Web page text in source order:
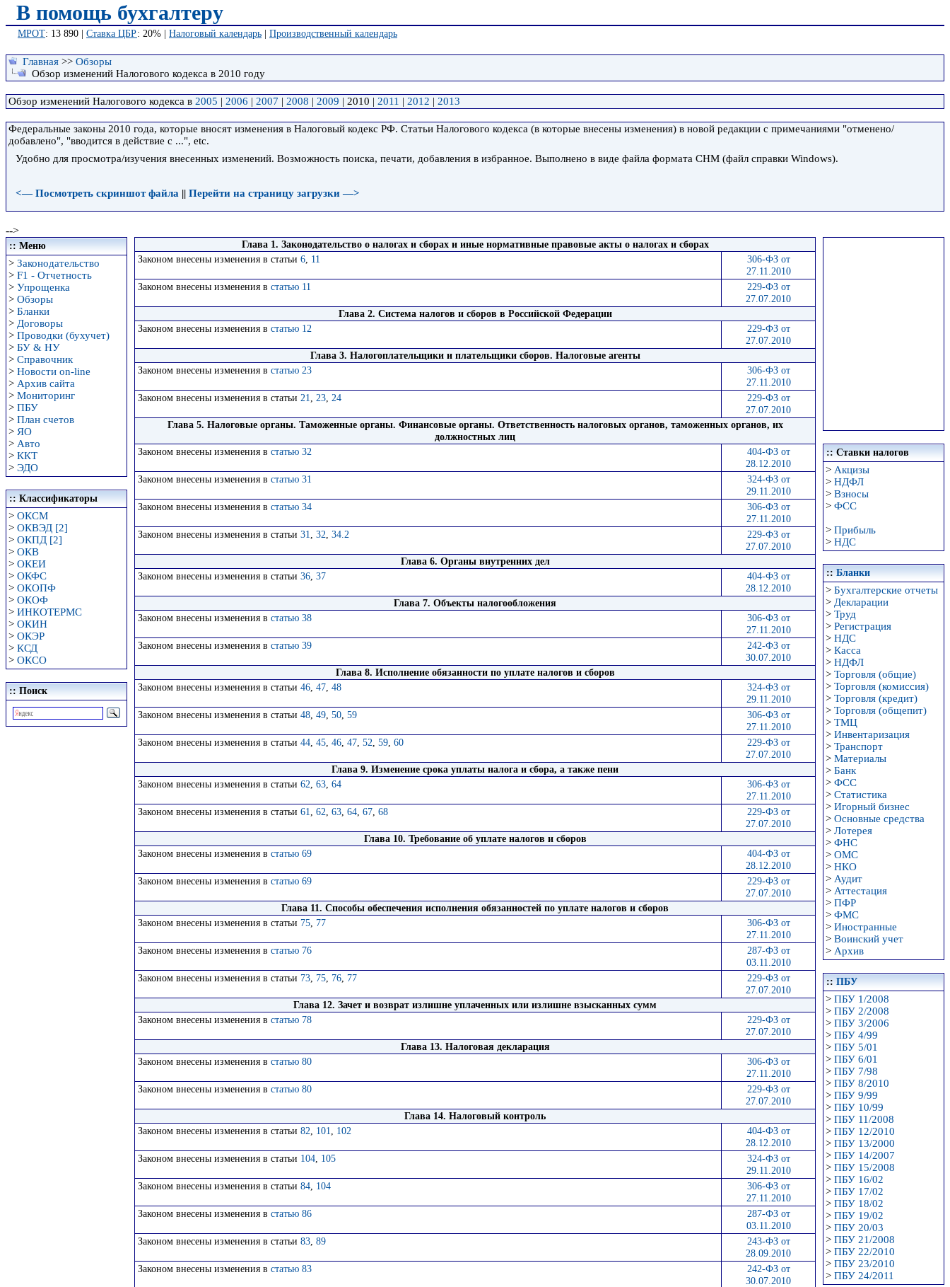
В помощь бухгалтеру
МРОТ: 13 890 | Ставка ЦБР: 20% | Налоговый календарь Производственный календарь
Главная >> Обзоры
Обзор изменений Налогового кодекса в 2010 году
Обзор изменений Налогового кодекса в 2005 | 2006 | 2007 | 2008 | 2009 | 2010 | 2011 | 2012 | 2013
Федеральные законы 2010 года, которые вносят изменения в Налоговый кодекс РФ. Статьи Налогового кодекса (в которые внесены изменения) в новой редакции с примечаниями "отменено/
добавлено", "вводится в действие с ...", etc.
Удобно для просмотра/изучения внесенных изменений. Возможность поиска, печати, добавления в избранное. Выполнено в виде файла формата СНМ (файл справки Windows).
<— Посмотреть скриншот файла || Перейти на страницу загрузки —>
-->
:: Меню
> Законодательство
> F1 - Отчетность
> Упрощенка
> Обзоры
> Бланки
> Договоры
> Проводки (бухучет)
> БУ & НУ
> Справочник
> Новости on-line
> Архив сайта
> Мониторинг
> ПБУ
> План счетов
> ЯО
> Авто
> ККТ
> ЭДО
:: Классификаторы
> ОКСМ
> ОКВЭД [2]
> ОКПД [2]
> ОКВ
> ОКЕИ
> ОКФС
> ОКОПФ
> ОКОФ
> ИНКОТЕРМС
> ОКИН
> ОКЭР
> КСД
> ОКСО
:: Поиск
Глава 1. Законодательство о налогах и сборах и иные нормативные правовые акты о налогах и сборах
Законом внесены изменения в статьи 6 11
306-ФЗ от
27.11.2010
Законом внесены изменения в статью 11
229-ФЗ от
27.07.2010
Глава 2. Система налогов и сборов в Российской Федерации
Законом внесены изменения в статью 12
229-ФЗ от
27.07.2010
Глава 3. Налогоплательщики и плательщики сборов. Налоговые агенты
Законом внесены изменения в статью 23
306-ФЗ от
27.11.2010
Законом внесены изменения в статьи 21 23 24
229-ФЗ от
27.07.2010
Глава 5. Налоговые органы. Таможенные органы. Финансовые органы. Ответственность налоговых органов, таможенных органов, их
должностных лиц
Законом внесены изменения в статью 32
404-ФЗ от
28.12.2010
Законом внесены изменения в статью 31
324-ФЗ от
29.11.2010
Законом внесены изменения в статью 34
306-ФЗ от
27.11.2010
Законом внесены изменения в статьи 31 32 34.2
229-ФЗ от
27.07.2010
Глава 6. Органы внутренних дел
Законом внесены изменения в статьи 36 37
404-ФЗ от
28.12.2010
Глава 7. Объекты налогообложения
Законом внесены изменения в статью 38
306-ФЗ от
27.11.2010
Законом внесены изменения в статью 39
242-ФЗ от
30.07.2010
Глава 8. Исполнение обязанности по уплате налогов и сборов
Законом внесены изменения в статьи 46 47 48
324-ФЗ от
29.11.2010
Законом внесены изменения в статьи 48 49 50 59
306-ФЗ от
27.11.2010
Законом внесены изменения в статьи 44 45 46 47 52 59 60
229-ФЗ от
27.07.2010
Глава 9. Изменение срока уплаты налога и сбора, а также пени
Законом внесены изменения в статьи 62 63 64
306-ФЗ от
27.11.2010
Законом внесены изменения в статьи 61 62 63 64 67 68
229-ФЗ от
27.07.2010
Глава 10. Требование об уплате налогов и сборов
Законом внесены изменения в статью 69
404-ФЗ от
28.12.2010
Законом внесены изменения в статью 69
229-ФЗ от
27.07.2010
Глава 11. Способы обеспечения исполнения обязанностей по уплате налогов и сборов
Законом внесены изменения в статьи 75 77
306-ФЗ от
27.11.2010
Законом внесены изменения в статью 76
287-ФЗ от
03.11.2010
Законом внесены изменения в статьи 73 75 76 77
229-ФЗ от
27.07.2010
Глава 12. Зачет и возврат излишне уплаченных или излишне взысканных сумм
Законом внесены изменения в статью 78
229-ФЗ от
27.07.2010
Глава 13. Налоговая декларация
Законом внесены изменения в статью 80
306-ФЗ от
27.11.2010
Законом внесены изменения в статью 80
229-ФЗ от
27.07.2010
Глава 14. Налоговый контроль
Законом внесены изменения в статьи 82 101 102
404-ФЗ от
28.12.2010
Законом внесены изменения в статьи 104 105
324-ФЗ от
29.11.2010
Законом внесены изменения в статьи 84 104
306-ФЗ от
27.11.2010
Законом внесены изменения в статью 86
287-ФЗ от
03.11.2010
Законом внесены изменения в статьи 83 89
243-ФЗ от
28.09.2010
Законом внесены изменения в статью 83
242-ФЗ от
30.07.2010
:: Ставки налогов
> Акцизы
> НДФЛ
> Взносы
> ФСС
> Прибыль
> НДС
::Бланки
> Бухгалтерские отчеты
> Декларации
> Труд
> Регистрация
> НДС
> Касса
> НДФЛ
> Торговля (общие)
> Торговля (комиссия)
> Торговля (кредит)
> Торговля (общепит)
> ТМЦ
> Инвентаризация
> Транспорт
> Материалы
> Банк
> ФСС
> Статистика
> Игорный бизнес
> Основные средства
> Лотерея
> ФНС
> ОМС
> НКО
> Аудит
> Аттестация
> ПФР
> ФМС
> Иностранные
> Воинский учет
> Архив
::ПБУ
> ПБУ 1/2008
> ПБУ 2/2008
> ПБУ 3/2006
> ПБУ 4/99
> ПБУ 5/01
> ПБУ 6/01
> ПБУ 7/98
> ПБУ 8/2010
> ПБУ 9/99
> ПБУ 10/99
> ПБУ 11/2008
> ПБУ 12/2010
> ПБУ 13/2000
> ПБУ 14/2007
> ПБУ 15/2008
> ПБУ 16/02
> ПБУ 17/02
> ПБУ 18/02
> ПБУ 19/02
> ПБУ 20/03
> ПБУ 21/2008
> ПБУ 22/2010
> ПБУ 23/2010
> ПБУ 24/2011